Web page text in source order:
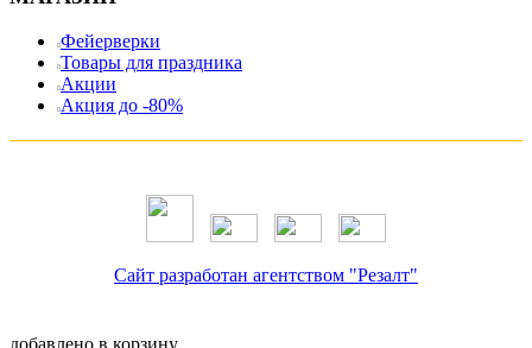
Фейерверки
Товары для праздника
Акции
Акция до -80%
Сайт разработан агентством "Резалт"